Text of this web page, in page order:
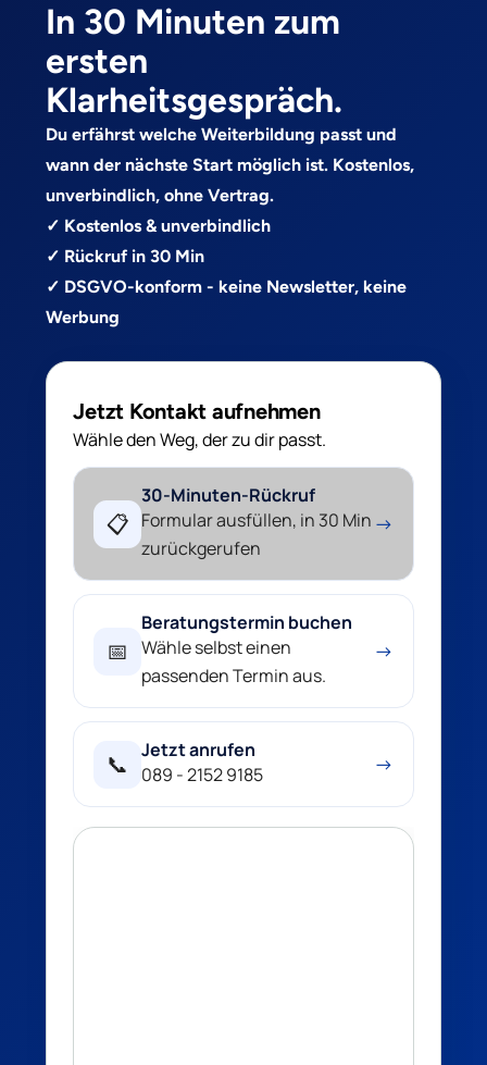
In 30 Minuten zum
ersten
Klarheitsgespräch.
Du erfährst welche Weiterbildung passt und
wann der nächste Start möglich ist. Kostenlos,
unverbindlich, ohne Vertrag.
✓ Kostenlos & unverbindlich
✓ Rückruf in 30 Min
✓ DSGVO-konform - keine Newsletter, keine
Werbung
Jetzt Kontakt aufnehmen
Wähle den Weg, der zu dir passt.
📋
30-Minuten-Rückruf
Formular ausfüllen, in 30 Min
zurückgerufen
→
📅
Beratungstermin buchen
Wähle selbst einen
passenden Termin aus.
→
📞
Jetzt anrufen
089 - 2152 9185
→